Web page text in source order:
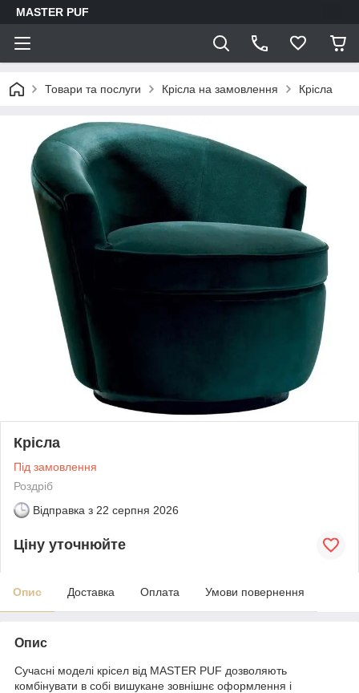
MASTER PUF
Товари та послуги Крісла на замовлення Крісла
Крісла
Під замовлення
Роздріб
Відправка з 22 серпня 2026
Ціну уточнюйте
Опис Доставка Оплата Умови повернення
Опис
Сучасні моделі крісел від MASTER PUF дозволяють
комбінувати в собі вишукане зовнішнє оформлення і